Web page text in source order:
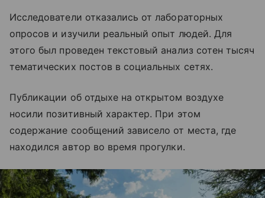
Исследователи отказались от лабораторных
опросов и изучили реальный опыт людей. Для
этого был проведен текстовый анализ сотен тысяч
тематических постов в социальных сетях.
Публикации об отдыхе на открытом воздухе
носили позитивный характер. При этом
содержание сообщений зависело от места, где
находился автор во время прогулки.